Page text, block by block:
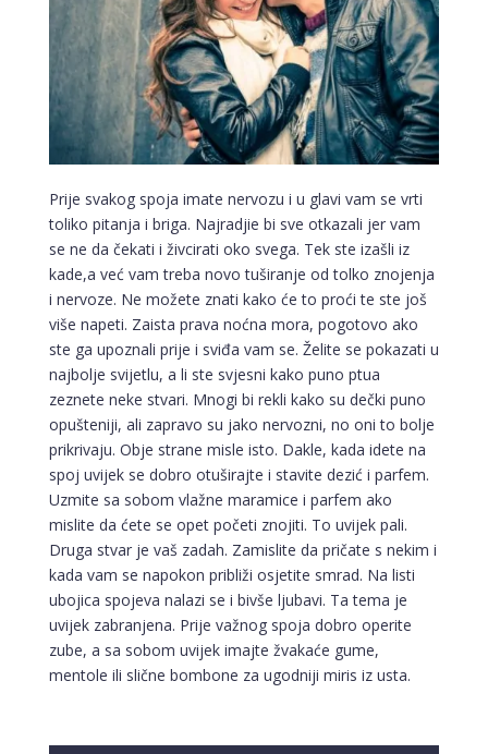
Prije svakog spoja imate nervozu i u glavi vam se vrti
toliko pitanja i briga. Najradjie bi sve otkazali jer vam
se ne da čekati i živcirati oko svega. Tek ste izašli iz
kade,a već vam treba novo tuširanje od tolko znojenja
i nervoze. Ne možete znati kako će to proći te ste još
više napeti. Zaista prava noćna mora, pogotovo ako
ste ga upoznali prije i sviđa vam se. Želite se pokazati u
najbolje svijetlu, a li ste svjesni kako puno ptua
zeznete neke stvari. Mnogi bi rekli kako su dečki puno
opušteniji, ali zapravo su jako nervozni, no oni to bolje
prikrivaju. Obje strane misle isto. Dakle, kada idete na
spoj uvijek se dobro otuširajte i stavite dezić i parfem.
Uzmite sa sobom vlažne maramice i parfem ako
mislite da ćete se opet početi znojiti. To uvijek pali.
Druga stvar je vaš zadah. Zamislite da pričate s nekim i
kada vam se napokon približi osjetite smrad. Na listi
ubojica spojeva nalazi se i bivše ljubavi. Ta tema je
uvijek zabranjena. Prije važnog spoja dobro operite
zube, a sa sobom uvijek imajte žvakaće gume,
mentole ili slične bombone za ugodniji miris iz usta.